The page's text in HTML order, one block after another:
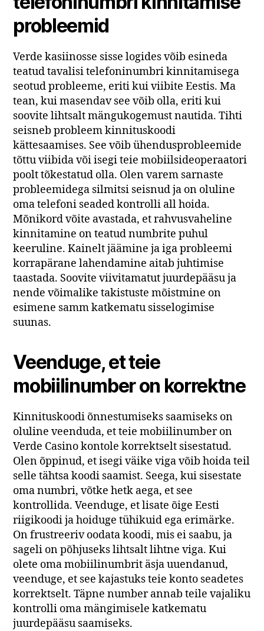
probleemid
Verde kasiinosse sisse logides võib esineda
teatud tavalisi telefoninumbri kinnitamisega
seotud probleeme, eriti kui viibite Eestis. Ma
tean, kui masendav see võib olla, eriti kui
soovite lihtsalt mängukogemust nautida. Tihti
seisneb probleem kinnituskoodi
kättesaamises. See võib ühendusprobleemide
tõttu viibida või isegi teie mobiilsideoperaatori
poolt tõkestatud olla. Olen varem sarnaste
probleemidega silmitsi seisnud ja on oluline
oma telefoni seaded kontrolli all hoida.
Mõnikord võite avastada, et rahvusvaheline
kinnitamine on teatud numbrite puhul
keeruline. Kainelt jäämine ja iga probleemi
korrapärane lahendamine aitab juhtimise
taastada. Soovite viivitamatut juurdepääsu ja
nende võimalike takistuste mõistmine on
esimene samm katkematu sisselogimise
suunas.
Veenduge, et teie
mobiilinumber on korrektne
Kinnituskoodi õnnestumiseks saamiseks on
oluline veenduda, et teie mobiilinumber on
Verde Casino kontole korrektselt sisestatud.
Olen õppinud, et isegi väike viga võib hoida teil
selle tähtsa koodi saamist. Seega, kui sisestate
oma numbri, võtke hetk aega, et see
kontrollida. Veenduge, et lisate õige Eesti
riigikoodi ja hoiduge tühikuid ega erimärke.
On frustreeriv oodata koodi, mis ei saabu, ja
sageli on põhjuseks lihtsalt lihtne viga. Kui
olete oma mobiilinumbrit äsja uuendanud,
veenduge, et see kajastuks teie konto seadetes
korrektselt. Täpne number annab teile vajaliku
kontrolli oma mängimisele katkematu
juurdepääsu saamiseks.